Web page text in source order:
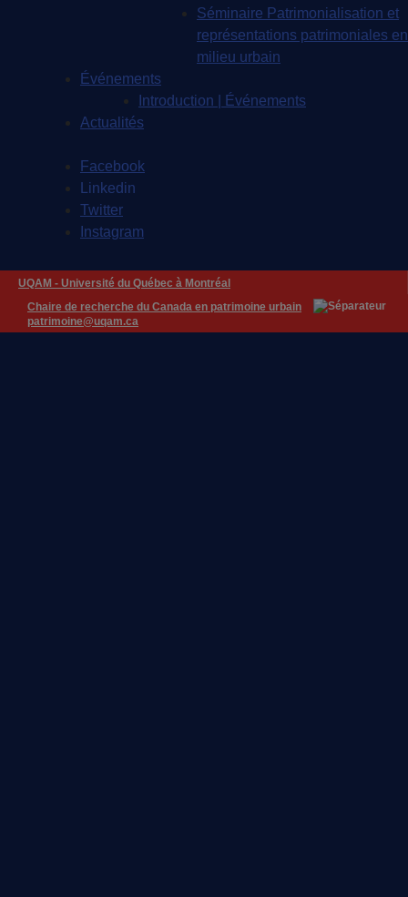
Séminaire Patrimonialisation et
représentations patrimoniales en
milieu urbain
Événements
Introduction | Événements
Actualités
Facebook
Linkedin
Twitter
Instagram
UQAM - Université du Québec à Montréal
Chaire de recherche du Canada en patrimoine urbain
patrimoine@uqam.ca